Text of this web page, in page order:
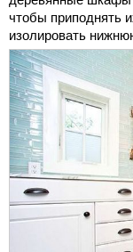
чтобы приподнять
изолировать